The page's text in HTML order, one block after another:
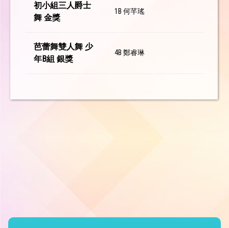
初小組三人爵士
舞 金獎
1B 何芊瑤
芭蕾舞雙人舞 少
年B組 銀獎
4B 鄭睿琳